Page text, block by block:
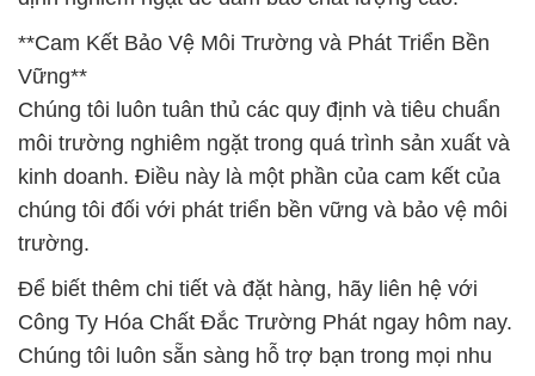
**Cam Kết Bảo Vệ Môi Trường và Phát Triển Bền
Vững**
Chúng tôi luôn tuân thủ các quy định và tiêu chuẩn
môi trường nghiêm ngặt trong quá trình sản xuất và
kinh doanh. Điều này là một phần của cam kết của
chúng tôi đối với phát triển bền vững và bảo vệ môi
trường.
Để biết thêm chi tiết và đặt hàng, hãy liên hệ với
Công Ty Hóa Chất Đắc Trường Phát ngay hôm nay.
Chúng tôi luôn sẵn sàng hỗ trợ bạn trong mọi nhu